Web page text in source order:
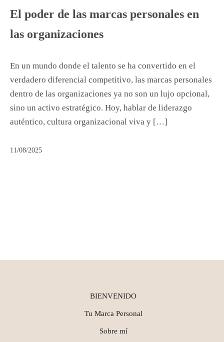
El poder de las marcas personales en
las organizaciones
En un mundo donde el talento se ha convertido en el
verdadero diferencial competitivo, las marcas personales
dentro de las organizaciones ya no son un lujo opcional,
sino un activo estratégico. Hoy, hablar de liderazgo
auténtico, cultura organizacional viva y […]
11/08/2025
BIENVENIDO
Tu Marca Personal
Sobre mí